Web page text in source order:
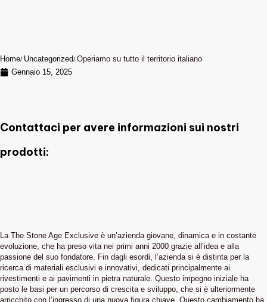
Home Uncategorized Operiamo su tutto il territorio italiano
Gennaio 15, 2025
Contattaci per avere informazioni sui nostri
prodotti:
La The Stone Age Exclusive è un’azienda giovane, dinamica e in costante
evoluzione, che ha preso vita nei primi anni 2000 grazie all’idea e alla
passione del suo fondatore. Fin dagli esordi, l’azienda si è distinta per la
ricerca di materiali esclusivi e innovativi, dedicati principalmente ai
rivestimenti e ai pavimenti in pietra naturale. Questo impegno iniziale ha
posto le basi per un percorso di crescita e sviluppo, che si è ulteriormente
arricchito con l’ingresso di una nuova figura chiave. Questo cambiamento ha